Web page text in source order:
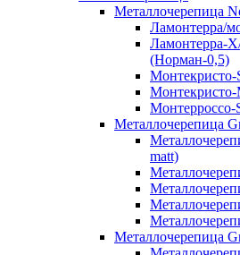
Металлочерепица
Ламонтерра/
Ламонтерра-
(Норман-0,5)
Металлочерепица
matt)
Металлочерепица